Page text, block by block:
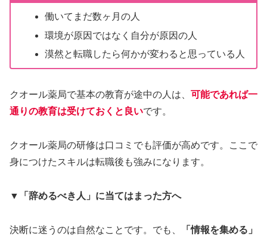
働いてまだ数ヶ月の人
環境が原因ではなく自分が原因の人
漠然と転職したら何かが変わると思っている人
クオール薬局で基本の教育が途中の人は、 可能であれば一
通りの教育は受けておくと良いです。
クオール薬局の研修は口コミでも評価が高めです。ここで
身につけたスキルは転職後も強みになります。
▼ 「辞めるべき人」に当てはまった方へ
決断に迷うのは自然なことです。でも、
「情報を集める」